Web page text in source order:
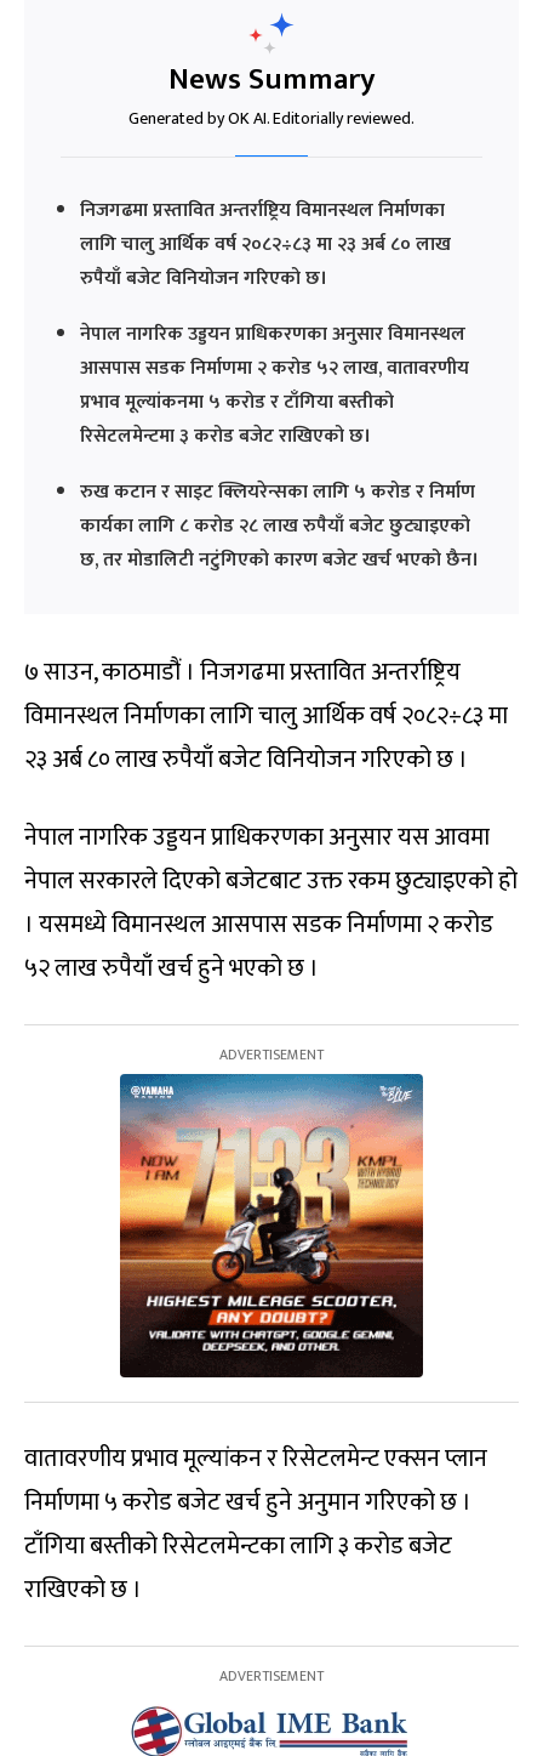
News Summary
Generated by OK AI. Editorially reviewed.
निजगढमा प्रस्तावित अन्तर्राष्ट्रिय विमानस्थल निर्माणका
लागि चालु आर्थिक वर्ष २०८२÷८३ मा २३ अर्ब ८० लाख
रुपैयाँ बजेट विनियोजन गरिएको छ।
नेपाल नागरिक उड्डयन प्राधिकरणका अनुसार विमानस्थल
आसपास सडक निर्माणमा २ करोड ५२ लाख, वातावरणीय
प्रभाव मूल्यांकनमा ५ करोड र टाँगिया बस्तीको
रिसेटलमेन्टमा ३ करोड बजेट राखिएको छ।
रुख कटान र साइट क्लियरेन्सका लागि ५ करोड र निर्माण
कार्यका लागि ८ करोड २८ लाख रुपैयाँ बजेट छुट्याइएको
छ, तर मोडालिटी नटुंगिएको कारण बजेट खर्च भएको छैन।
७ साउन, काठमाडौं । निजगढमा प्रस्तावित अन्तर्राष्ट्रिय
विमानस्थल निर्माणका लागि चालु आर्थिक वर्ष २०८२÷८३ मा
२३ अर्ब ८० लाख रुपैयाँ बजेट विनियोजन गरिएको छ ।
नेपाल नागरिक उड्डयन प्राधिकरणका अनुसार यस आवमा
नेपाल सरकारले दिएको बजेटबाट उक्त रकम छुट्याइएको हो
। यसमध्ये विमानस्थल आसपास सडक निर्माणमा २ करोड
५२ लाख रुपैयाँ खर्च हुने भएको छ ।
वातावरणीय प्रभाव मूल्यांकन र रिसेटलमेन्ट एक्सन प्लान
निर्माणमा ५ करोड बजेट खर्च हुने अनुमान गरिएको छ ।
टाँगिया बस्तीको रिसेटलमेन्टका लागि ३ करोड बजेट
राखिएको छ ।